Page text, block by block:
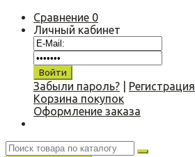
Сравнение 0
Личный кабинет
Забыли пароль?
Регистрация
Корзина покупок
Оформление заказа